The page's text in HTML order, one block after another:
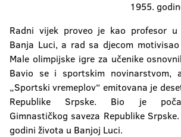
1955.
Radni vijek proveo je kao profesor u
Banja Luci, a rad sa djecom
Male olimpijske igre za učenike
Bavio se i sportskim novinarstvom,
„Sportski vremeplov“ emitovana je
Republike Srpske. Bio je
Gimnastičkog saveza Republike
godini života u Banjoj Luci.